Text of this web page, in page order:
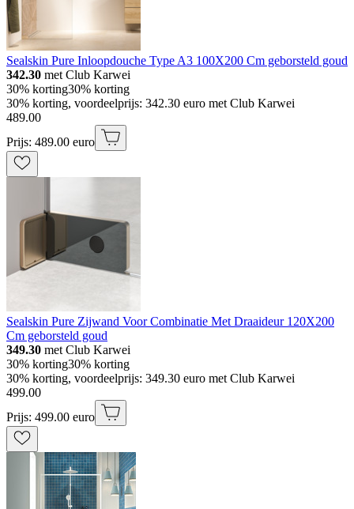
Sealskin Pure Inloopdouche Type A3 100X200 Cm geborsteld goud
342.30 met Club Karwei
30% korting30% korting
30% korting, voordeelprijs: 342.30 euro met Club Karwei
489.00
Prijs: 489.00 euro
Sealskin Pure Zijwand Voor Combinatie Met Draaideur 120X200
Cm geborsteld goud
349.30 met Club Karwei
30% korting30% korting
30% korting, voordeelprijs: 349.30 euro met Club Karwei
499.00
Prijs: 499.00 euro